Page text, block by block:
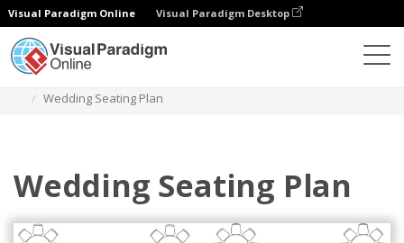
Visual Paradigm Online Visual Paradigm Desktop
Wedding Seating Plan
Wedding Seating Plan